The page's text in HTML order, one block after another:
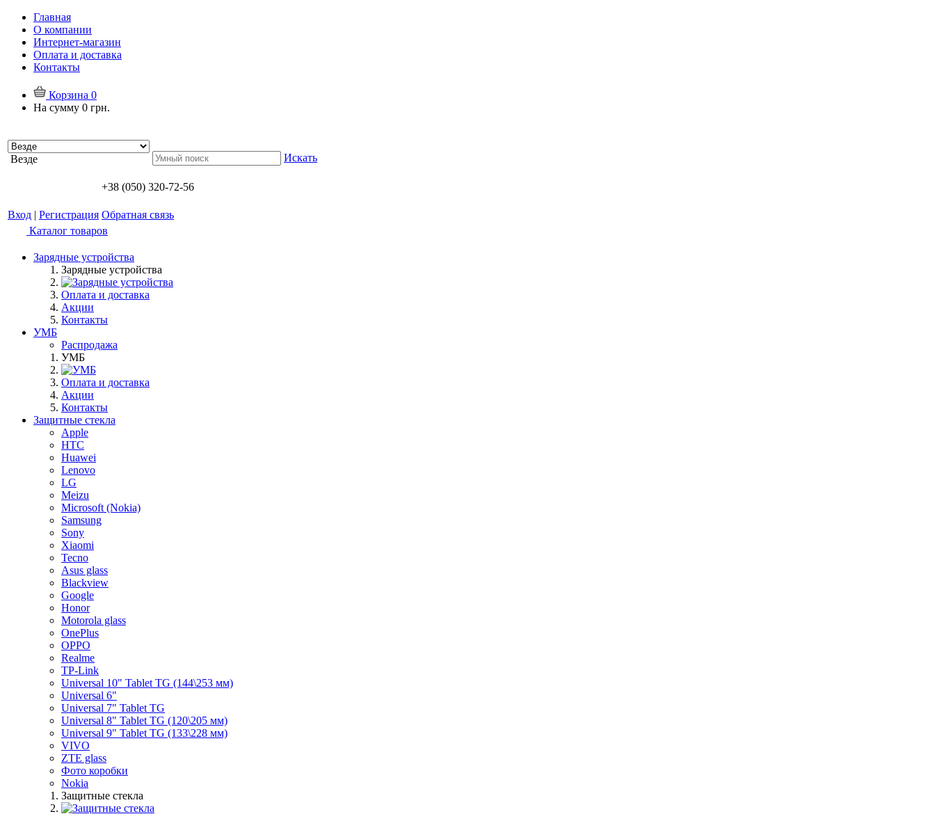
Главная
О компании
Интернет-магазин
Оплата и доставка
Контакты
Корзина 0
На сумму 0 грн.
Везде Искать
+38 (050) 320-72-56
Вход | Регистрация Обратная связь
Каталог товаров
Зарядные устройства
Зарядные устройства
Оплата и доставка
Акции
Контакты
УМБ
Распродажа
УМБ
Оплата и доставка
Акции
Контакты
Защитные стекла
Apple
HTC
Huawei
Lenovo
LG
Meizu
Microsoft (Nokia)
Samsung
Sony
Xiaomi
Tecno
Asus glass
Blackview
Google
Honor
Motorola glass
OnePlus
OPPO
Realme
TP-Link
Universal 10" Tablet TG (144\253 мм)
Universal 6"
Universal 7" Tablet TG
Universal 8" Tablet TG (120\205 мм)
Universal 9" Tablet TG (133\228 мм)
VIVO
ZTE glass
Фото коробки
Nokia
Защитные стекла